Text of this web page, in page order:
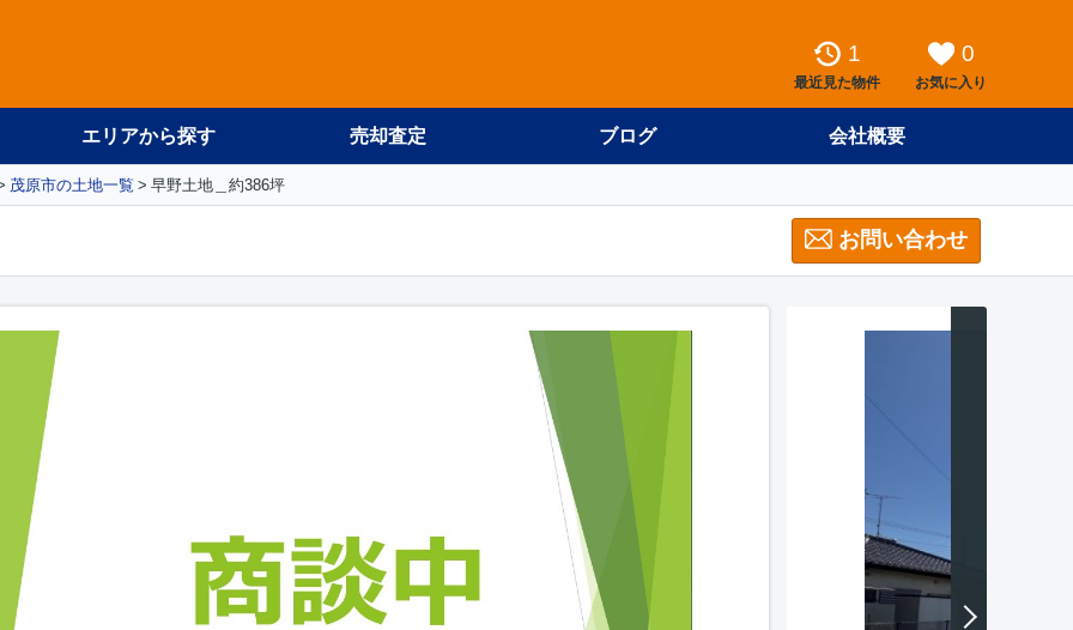
1
最近見た物件
0
お気に入り
エリアから探す 売却査定 ブログ 会社概要
茂原市の土地一覧 早野土地＿約386坪
お問い合わせ